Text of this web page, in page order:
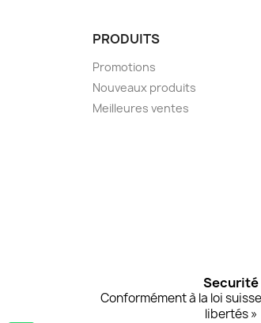
PRODUITS
Promotions
Nouveaux produits
Meilleures ventes
Securité
Conformément à la loi
libertés »